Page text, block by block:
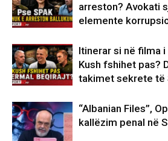
arreston? Avokati
elemente
Itinerar si në filma
Kush fshihet pas?
takimet sekrete të
“Albanian Files”,
kallëzim penal në